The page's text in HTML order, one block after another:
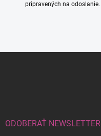
pripravených na odoslanie.
ODOBERAŤ NEWSLETTER